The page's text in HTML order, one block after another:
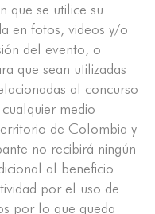
que se utilice su
en fotos, videos y/o
del evento, o
que sean utilizadas
al concurso
medio
de Colombia y
no recibirá ningún
al beneficio
por el uso de
por lo que queda